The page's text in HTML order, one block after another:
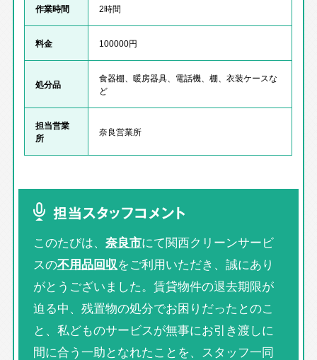
作業時間 2時間
料金 100000円
処分品
食器棚、暖房器具、電話機、棚、衣装ケースな
ど
担当営業
所
奈良営業所
担当スタッフコメント
このたびは、 奈良市にて関西クリーンサービ
スの不用品回収をご利用いただき、誠にあり
がとうございました。賃貸物件の退去期限が
迫る中、残置物の処分でお困りだったとのこ
と、私どものサービスが無事にお引き渡しに
間に合う一助となれたことを、スタッフ一同